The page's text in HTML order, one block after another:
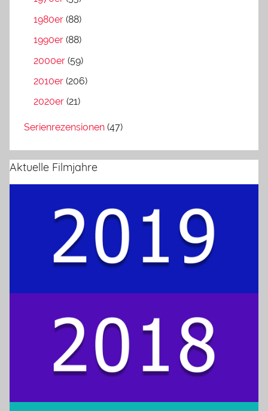
1980er (88)
1990er (88)
2000er (59)
2010er (206)
2020er (21)
Serienrezensionen (47)
Aktuelle Filmjahre